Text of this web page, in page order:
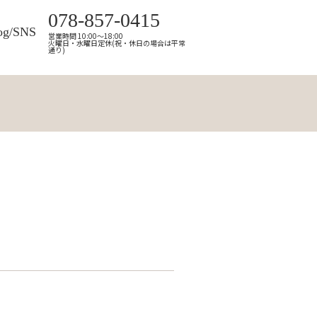
SNS
078-857-0415
営業時間 10:00～18:00
火曜日・水曜日定休(祝・休日の場合は平常
通り)